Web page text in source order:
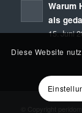
Warum
als
15. Juni
© Copyright
Diese Website